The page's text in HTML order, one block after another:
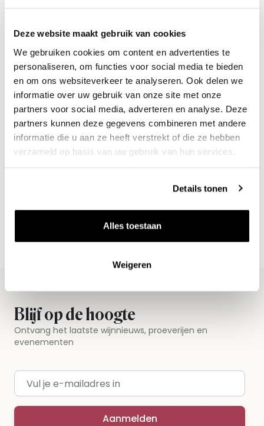
Deze website maakt gebruik van cookies
We gebruiken cookies om content en advertenties te
personaliseren, om functies voor social media te bieden
en om ons websiteverkeer te analyseren. Ook delen we
informatie over uw gebruik van onze site met onze
partners voor social media, adverteren en analyse. Deze
partners kunnen deze gegevens combineren met andere
informatie die u aan ze heeft verstrekt of die ze hebben
verzameld op basis van uw gebruik van hun services.
Details tonen
Alles toestaan
Weigeren
Alle wijnen direct van de wijnboer
Gratis thuisbezorgd vanaf €115,00
Iedere wijn per fles te bestellen
Blijf op de hoogte
Ontvang het laatste wijnnieuws, proeverijen en
evenementen
E-mailadres
Aanmelden